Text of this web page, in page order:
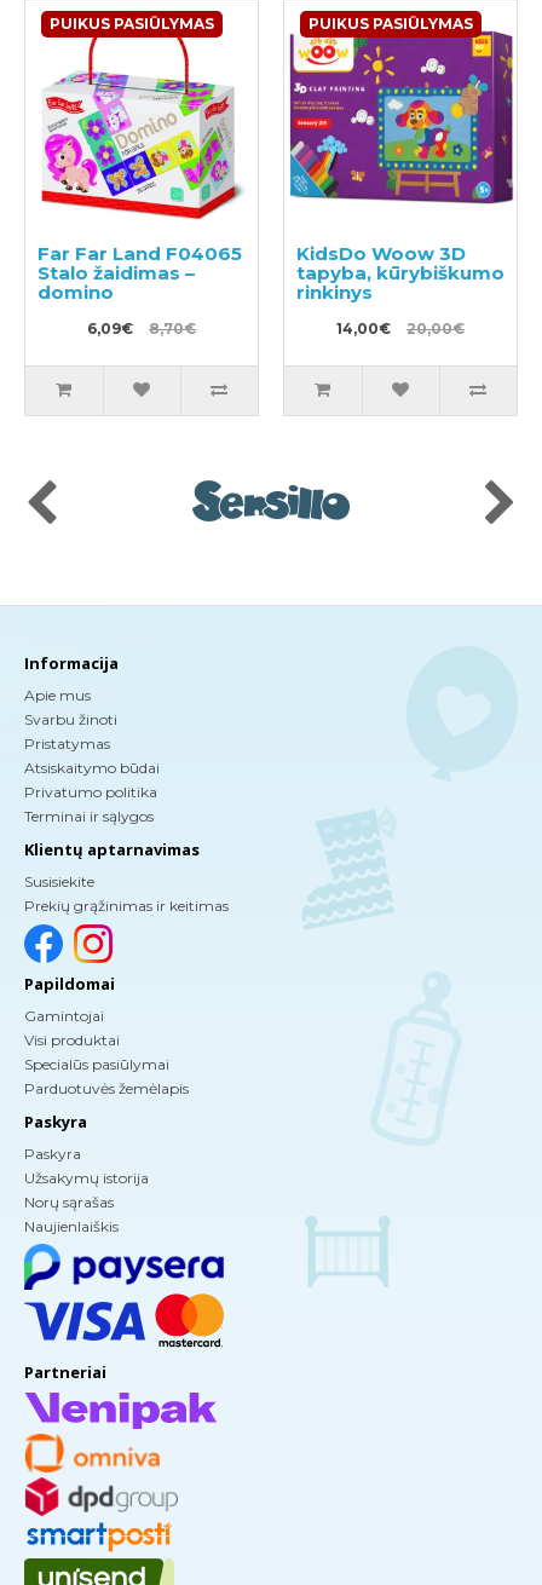
PUIKUS PASIŪLYMAS
Far Far Land F04065
Stalo žaidimas –
domino
6,09€ 8,70€
PUIKUS PASIŪLYMAS
KidsDo Woow 3D
tapyba, kūrybiškumo
rinkinys
14,00€ 20,00€
Informacija
Apie mus
Svarbu žinoti
Pristatymas
Atsiskaitymo būdai
Privatumo politika
Terminai ir sąlygos
Klientų aptarnavimas
Susisiekite
Prekių grąžinimas ir keitimas
Papildomai
Gamintojai
Visi produktai
Specialūs pasiūlymai
Parduotuvės žemėlapis
Paskyra
Paskyra
Užsakymų istorija
Norų sąrašas
Naujienlaiškis
Partneriai